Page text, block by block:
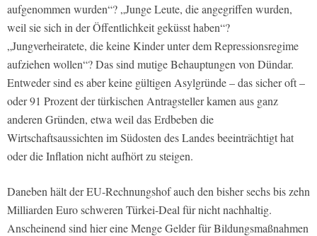
aufgenommen wurden“? „Junge Leute, die angegriffen wurden,
weil sie sich in der Öffentlichkeit geküsst haben“?
„Jungverheiratete, die keine Kinder unter dem Repressionsregime
aufziehen wollen“? Das sind mutige Behauptungen von Dündar.
Entweder sind es aber keine gültigen Asylgründe – das sicher oft –
oder 91 Prozent der türkischen Antragsteller kamen aus ganz
anderen Gründen, etwa weil das Erdbeben die
Wirtschaftsaussichten im Südosten des Landes beeinträchtigt hat
oder die Inflation nicht aufhört zu steigen.
Daneben hält der EU-Rechnungshof auch den bisher sechs bis zehn
Milliarden Euro schweren Türkei-Deal für nicht nachhaltig.
Anscheinend sind hier eine Menge Gelder für Bildungsmaßnahmen